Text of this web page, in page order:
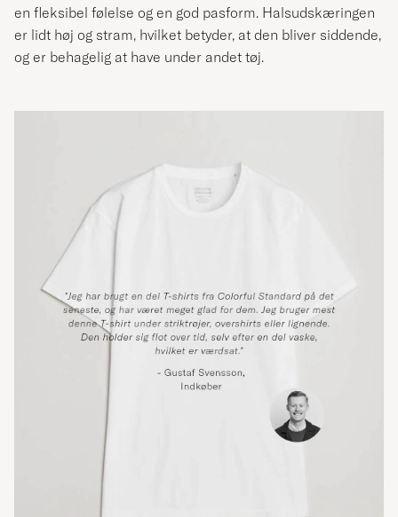
en fleksibel følelse og en god pasform. Halsudskæringen
er lidt høj og stram, hvilket betyder, at den bliver siddende,
og er behagelig at have under andet tøj.